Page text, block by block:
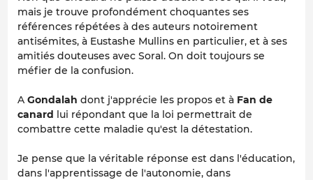
mais je trouve profondément choquantes ses
références répétées à des auteurs notoirement
antisémites, à Eustashe Mullins en particulier, et à ses
amitiés douteuses avec Soral. On doit toujours se
méfier de la confusion.
A Gondalah dont j'apprécie les propos et à Fan de
canard lui répondant que la loi permettrait de
combattre cette maladie qu'est la détestation.
Je pense que la véritable réponse est dans l'éducation,
dans l'apprentissage de l'autonomie, dans